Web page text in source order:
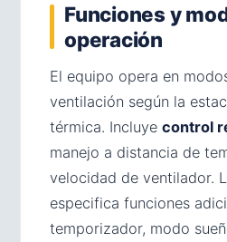
Funciones y
operación
El equipo opera en
ventilación según la
térmica. Incluye control
manejo a distancia de
velocidad de ventilador.
especifica funciones
temporizador, modo